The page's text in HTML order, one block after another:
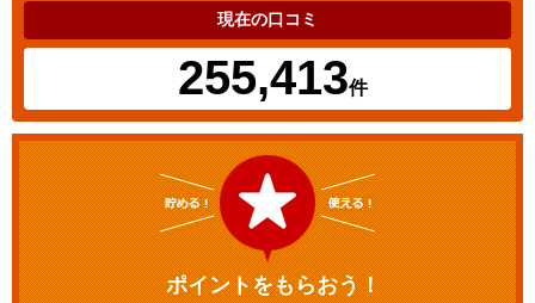
現在の口コミ
255,413件
ポイントをもらおう！